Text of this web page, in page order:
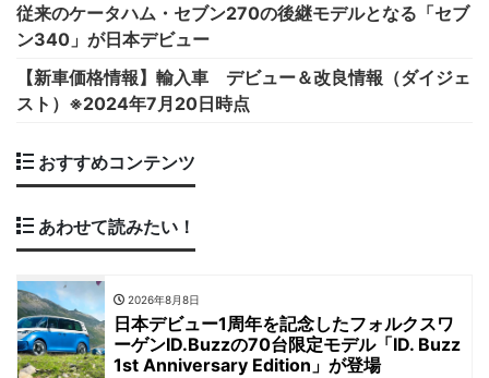
従来のケータハム・セブン270の後継モデルとなる「セブ
ン340」が日本デビュー
【新車価格情報】輸入車 デビュー＆改良情報（ダイジェ
スト）※2024年7月20日時点
おすすめコンテンツ
あわせて読みたい！
2026年8月8日
日本デビュー1周年を記念したフォルクスワ
ーゲンID.Buzzの70台限定モデル「ID. Buzz
1st Anniversary Edition」が登場